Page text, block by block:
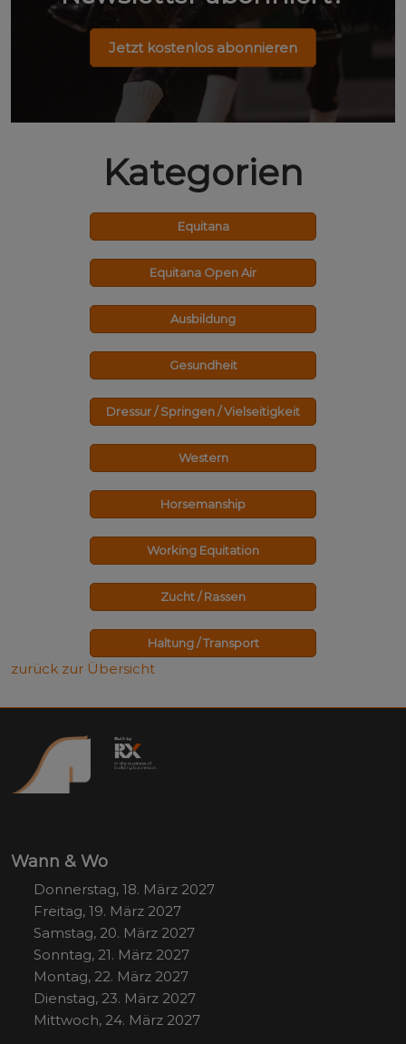
Jetzt kostenlos abonnieren
Kategorien
Equitana
Equitana Open Air
Ausbildung
Gesundheit
Dressur / Springen / Vielseitigkeit
Western
Horsemanship
Working Equitation
Zucht / Rassen
Haltung / Transport
zurück zur Übersicht
Wann & Wo
Donnerstag, 18. März 2027
Freitag, 19. März 2027
Samstag, 20. März 2027
Sonntag, 21. März 2027
Montag, 22. März 2027
Dienstag, 23. März 2027
Mittwoch, 24. März 2027